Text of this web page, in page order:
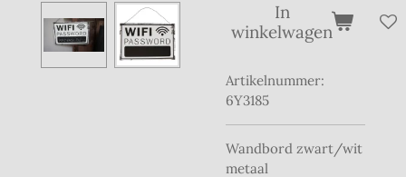
In
winkelwagen
Artikelnummer:
6Y3185
Wandbord zwart/wit
metaal